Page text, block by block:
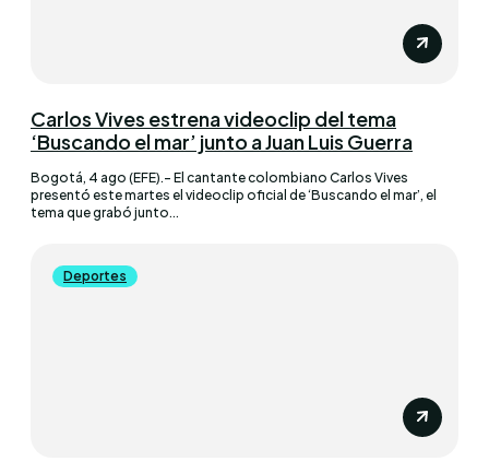
Carlos Vives estrena videoclip del tema
‘Buscando el mar’ junto a Juan Luis Guerra
Bogotá, 4 ago (EFE).- El cantante colombiano Carlos Vives
presentó este martes el videoclip oficial de ‘Buscando el mar’, el
tema que grabó junto...
Deportes